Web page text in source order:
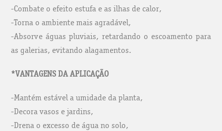
-Combate o efeito estufa e as ilhas de calor,
-Torna o ambiente mais agradável,
-Absorve águas pluviais, retardando o escoamento para
as galerias, evitando alagamentos.
*VANTAGENS DA APLICAÇÃO
-Mantém estável a umidade da planta,
-Decora vasos e jardins,
-Drena o excesso de água no solo,